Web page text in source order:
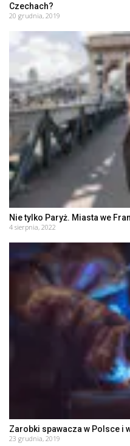
Czechach?
20 grudnia, 2019
Nie tylko Paryż. Miasta we
4 sierpnia, 2022
Zarobki spawacza w Polsce i
23 grudnia, 2019